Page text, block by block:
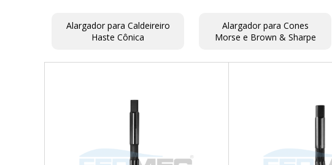
Alargador para Caldeireiro
Haste Cônica
Alargador para Cones
Morse e Brown & Sharpe